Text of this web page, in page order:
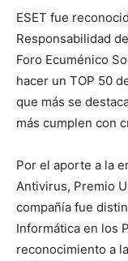
ESET fue
Responsabilidad
Foro Ecuménico
hacer un TOP 50
que más se
más cumplen con
Por el aporte a la
Antivirus, Premio
compañía fue
Informática en los
reconocimiento a